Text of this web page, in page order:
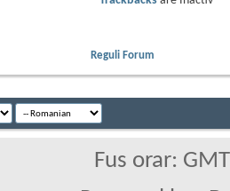
Reguli Forum
Fus orar: